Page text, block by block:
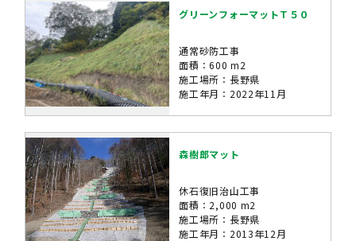
グリーンフォーマットＴ５０
通常砂防工事
面積：600 m2
施工場所：長野県
施工年月：2022年11月
森樹郎マット
休石復旧治山工事
面積：2,000 m2
施工場所：長野県
施工年月：2013年12月